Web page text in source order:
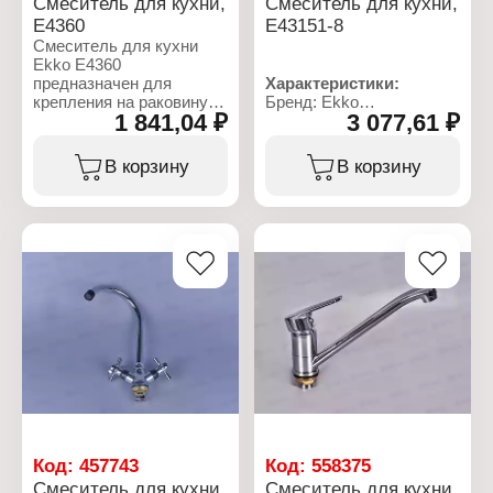
E4360
Смеситель для кухни
Ekko E4360
предназначен для
крепления на раковину
или прилегающую
столешницы. Подходит
для разных интерьеров и
существенно понижает
уровень шума. Крепится
с помощью накидной
гайки, которая
нижнюю часть
цилиндрического
корпуса самого крана,
которая располагается
под раковиной.
производится при
помощи керамических
1 841,04 ₽
В корзину
E43151-8
Характеристики:
Бренд: Ekko
Артикул: E43151-8
Тип товара: Смеситель
Назначение: для кухни
Тип смесителя:
Длина излива: 19,6 см
Высота излива: 27,7 см
Запорный клапан:
керамический картридж
Стандарт подводки: 1/2"
Тип крепления: на гайку
Материал: цинк
3 077,61 ₽
В корзину
Код: 457743
Смеситель для кухни
Код:558375
Смеситель для кухни